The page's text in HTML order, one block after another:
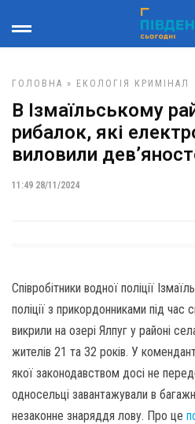
ГОЛОВНА » ЕКОЛОГІЯ КРИМІНАЛ
В Ізмаїльському
рибалок, які
виловили
11:49 28/11/2024
Співробітники водної поліції
поліції з прикордонниками під час
викрили на озері Ялпуг у районі
жителів 21 та 32 років. У
якої законодавством досі не
односельці завантажували в
незаконне знаряддя лову. Про це